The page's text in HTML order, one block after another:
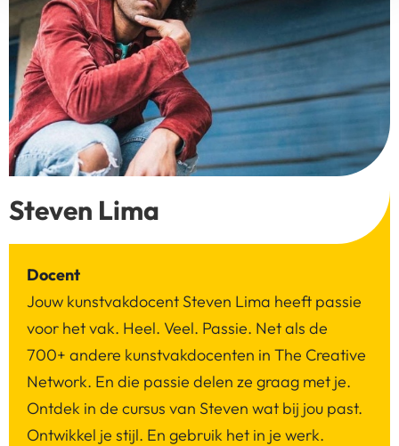
Steven Lima
Docent
Jouw kunstvakdocent Steven Lima heeft passie
voor het vak. Heel. Veel. Passie. Net als de
700+ andere kunstvakdocenten in The Creative
Network. En die passie delen ze graag met je.
Ontdek in de cursus van Steven wat bij jou past.
Ontwikkel je stijl. En gebruik het in je werk.